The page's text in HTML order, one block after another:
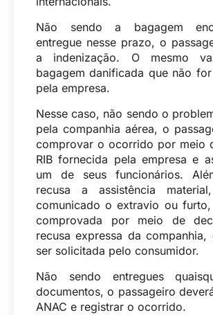
Não sendo a bagagem
entregue nesse prazo, o
a indenização. O mesmo
bagagem danificada que não
pela empresa.
Nesse caso, não sendo o
pela companhia aérea, o
comprovar o ocorrido por meio
RIB fornecida pela empresa e
um de seus funcionários.
recusa a assistência
comunicado o extravio ou
comprovada por meio de
recusa expressa da companhia,
ser solicitada pelo consumidor.
Não sendo entregues
documentos, o passageiro
ANAC e registrar o ocorrido.